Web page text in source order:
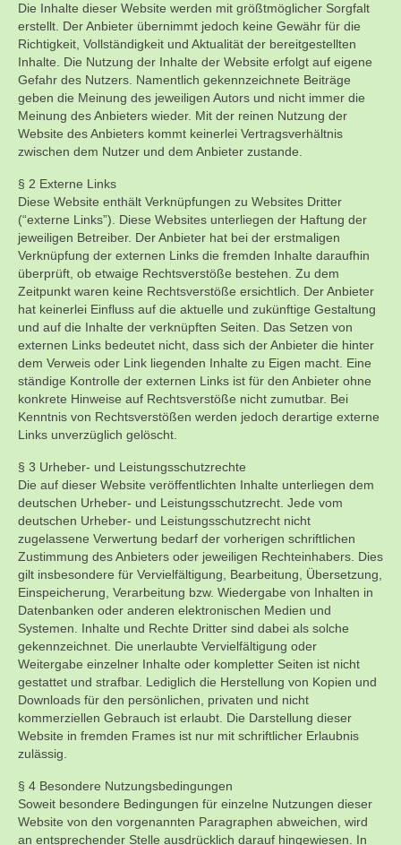
Die Inhalte dieser Website werden mit größtmöglicher Sorgfalt
erstellt. Der Anbieter übernimmt jedoch keine Gewähr für die
Richtigkeit, Vollständigkeit und Aktualität der bereitgestellten
Inhalte. Die Nutzung der Inhalte der Website erfolgt auf eigene
Gefahr des Nutzers. Namentlich gekennzeichnete Beiträge
geben die Meinung des jeweiligen Autors und nicht immer die
Meinung des Anbieters wieder. Mit der reinen Nutzung der
Website des Anbieters kommt keinerlei Vertragsverhältnis
zwischen dem Nutzer und dem Anbieter zustande.
§ 2 Externe Links
Diese Website enthält Verknüpfungen zu Websites Dritter
(“externe Links”). Diese Websites unterliegen der Haftung der
jeweiligen Betreiber. Der Anbieter hat bei der erstmaligen
Verknüpfung der externen Links die fremden Inhalte daraufhin
überprüft, ob etwaige Rechtsverstöße bestehen. Zu dem
Zeitpunkt waren keine Rechtsverstöße ersichtlich. Der Anbieter
hat keinerlei Einfluss auf die aktuelle und zukünftige Gestaltung
und auf die Inhalte der verknüpften Seiten. Das Setzen von
externen Links bedeutet nicht, dass sich der Anbieter die hinter
dem Verweis oder Link liegenden Inhalte zu Eigen macht. Eine
ständige Kontrolle der externen Links ist für den Anbieter ohne
konkrete Hinweise auf Rechtsverstöße nicht zumutbar. Bei
Kenntnis von Rechtsverstößen werden jedoch derartige externe
Links unverzüglich gelöscht.
§ 3 Urheber- und Leistungsschutzrechte
Die auf dieser Website veröffentlichten Inhalte unterliegen dem
deutschen Urheber- und Leistungsschutzrecht. Jede vom
deutschen Urheber- und Leistungsschutzrecht nicht
zugelassene Verwertung bedarf der vorherigen schriftlichen
Zustimmung des Anbieters oder jeweiligen Rechteinhabers. Dies
gilt insbesondere für Vervielfältigung, Bearbeitung, Übersetzung,
Einspeicherung, Verarbeitung bzw. Wiedergabe von Inhalten in
Datenbanken oder anderen elektronischen Medien und
Systemen. Inhalte und Rechte Dritter sind dabei als solche
gekennzeichnet. Die unerlaubte Vervielfältigung oder
Weitergabe einzelner Inhalte oder kompletter Seiten ist nicht
gestattet und strafbar. Lediglich die Herstellung von Kopien und
Downloads für den persönlichen, privaten und nicht
kommerziellen Gebrauch ist erlaubt. Die Darstellung dieser
Website in fremden Frames ist nur mit schriftlicher Erlaubnis
zulässig.
§ 4 Besondere Nutzungsbedingungen
Soweit besondere Bedingungen für einzelne Nutzungen dieser
Website von den vorgenannten Paragraphen abweichen, wird
an entsprechender Stelle ausdrücklich darauf hingewiesen. In